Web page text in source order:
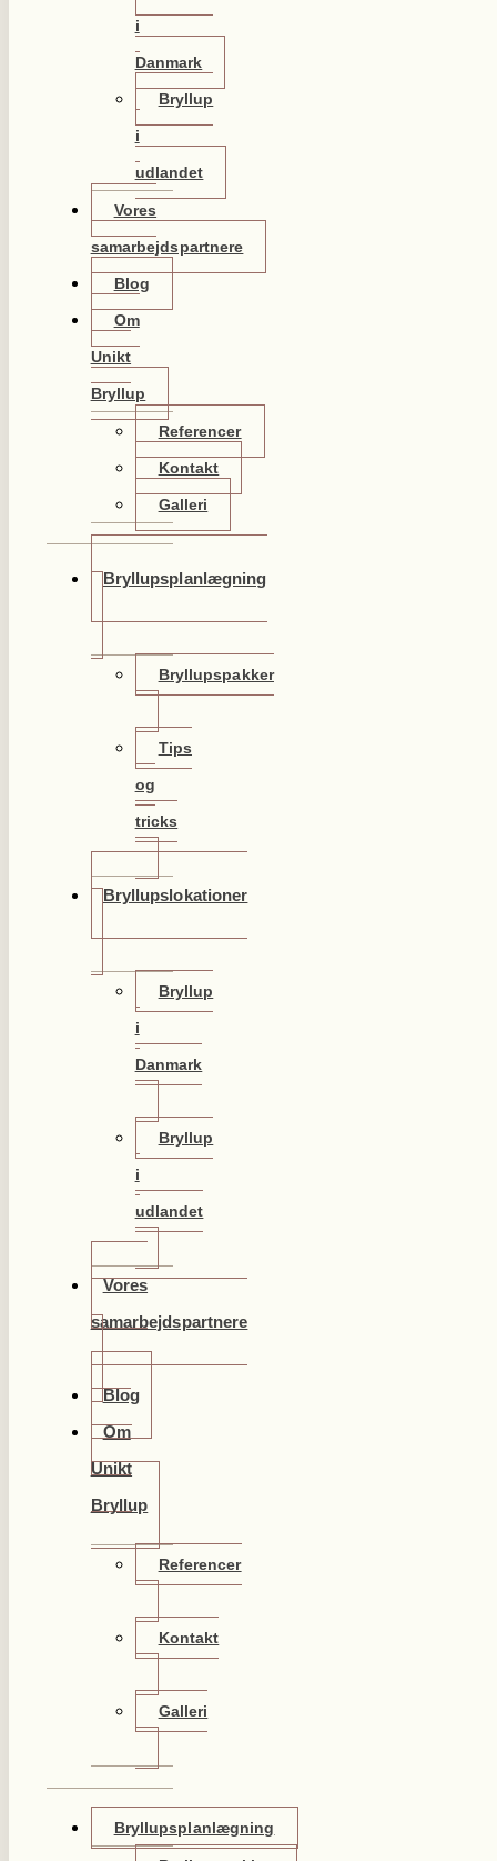
i
Danmark
Bryllup
i
udlandet
Vores
samarbejdspartnere
Blog
Om
Unikt
Bryllup
Referencer
Kontakt
Galleri
Bryllupsplanlægning
Bryllupspakker
Tips
og
tricks
Bryllupslokationer
Bryllup
i
Danmark
Bryllup
i
udlandet
Vores
samarbejdspartnere
Blog
Om
Unikt
Bryllup
Referencer
Kontakt
Galleri
Bryllupsplanlægning